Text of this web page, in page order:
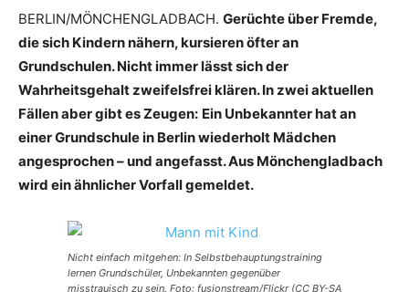
BERLIN/MÖNCHENGLADBACH. Gerüchte über Fremde,
die sich Kindern nähern, kursieren öfter an
Grundschulen. Nicht immer lässt sich der
Wahrheitsgehalt zweifelsfrei klären. In zwei aktuellen
Fällen aber gibt es Zeugen: Ein Unbekannter hat an
einer Grundschule in Berlin wiederholt Mädchen
angesprochen – und angefasst. Aus Mönchengladbach
wird ein ähnlicher Vorfall gemeldet.
Nicht einfach mitgehen: In Selbstbehauptungstraining
lernen Grundschüler, Unbekannten gegenüber
misstrauisch zu sein. Foto: fusionstream/Flickr (CC BY-SA